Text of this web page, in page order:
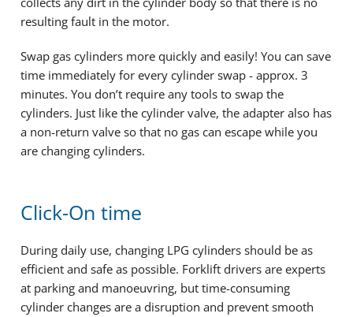
resulting fault in the motor.
Swap gas cylinders more quickly and easily! You can save
time immediately for every cylinder swap - approx. 3
minutes. You don’t require any tools to swap the
cylinders. Just like the cylinder valve, the adapter also has
a non-return valve so that no gas can escape while you
are changing cylinders.
Click-On time
During daily use, changing LPG cylinders should be as
efficient and safe as possible. Forklift drivers are experts
at parking and manoeuvring, but time-consuming
cylinder changes are a disruption and prevent smooth